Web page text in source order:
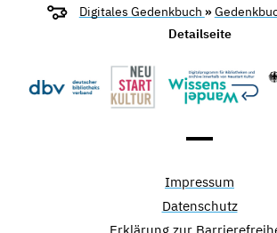
Digitales Gedenkbuch »
Detailseite
Impressum
Datenschutz